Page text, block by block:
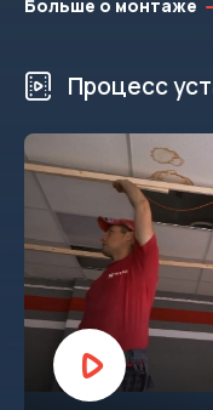
Больше о монтаже
Процесс